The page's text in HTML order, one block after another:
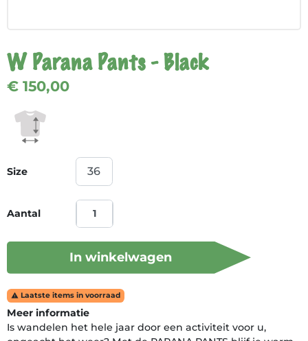
W Parana Pants - Black
€ 150,00
Size
Aantal
In winkelwagen
 Laatste items in voorraad
Meer informatie
Is wandelen het hele jaar door een activiteit voor u,